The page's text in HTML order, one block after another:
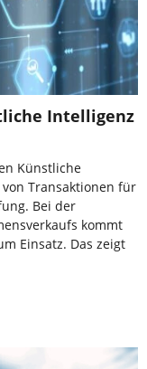
Intelligenz
Künstliche
Transaktionen für
Bei der
kommt
Einsatz. Das zeigt